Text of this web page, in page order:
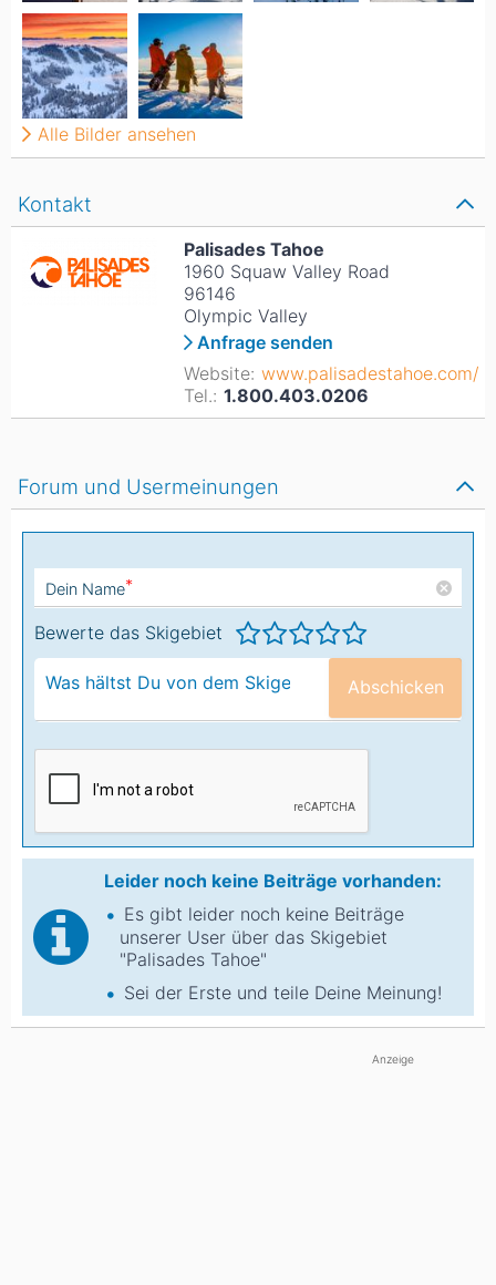
Kontakt
Palisades Tahoe
1960 Squaw Valley Road
96146
Olympic Valley
Anfrage senden
Website: www.palisadestahoe.com/
Tel.: 1.800.403.0206
Alle Bilder ansehen
Forum und Usermeinungen
Dein Name*
Bewerte das Skigebiet
Abschicken
Leider noch keine Beiträge vorhanden:
Es gibt leider noch keine Beiträge
unserer User über das Skigebiet
"Palisades Tahoe"
Sei der Erste und teile Deine Meinung!
Anzeige